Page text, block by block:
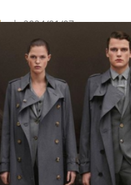
，授權收入增加至
時，實體店銷售額增
| 2024/01/07